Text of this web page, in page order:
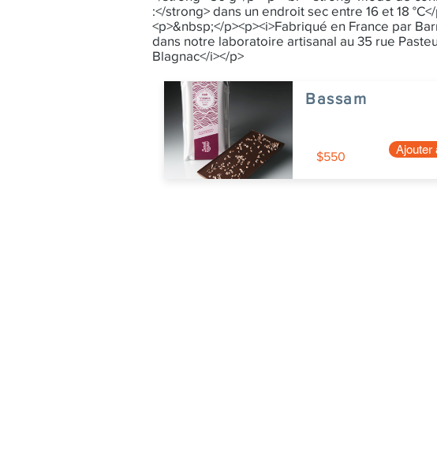
:</strong> dans un endroit sec entre 16 et 18
<p>&nbsp;</p><p><i>Fabriqué en France par
dans notre laboratoire artisanal au 35 rue
Blagnac</i></p>
Bassam
$550
Ajouter